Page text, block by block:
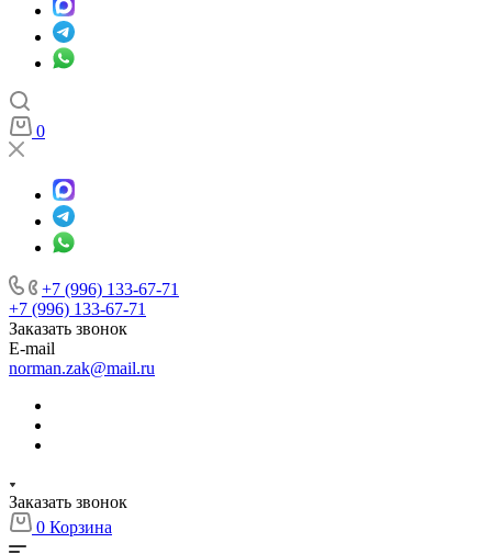
0
+7 (996) 133-67-71
+7 (996) 133-67-71
Заказать звонок
E-mail
norman.zak@mail.ru
Заказать звонок
0 Корзина